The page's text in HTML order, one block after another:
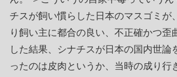
チスが飼い慣らした日本のマスゴミが
り飼い主に都合の良い、不正確かつ歪
した結果、シナチスが日本の国内世論
ったのは皮肉というか、当時の成り